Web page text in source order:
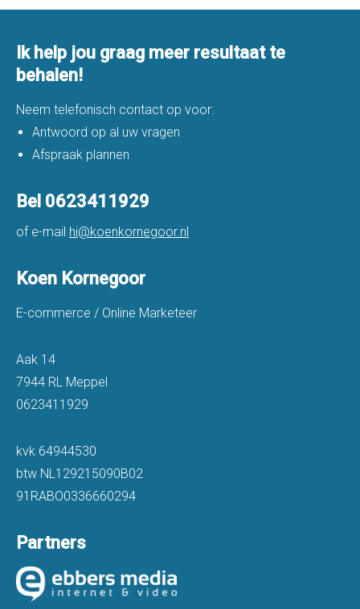
Ik help jou graag meer resultaat te
behalen!
Neem telefonisch contact op voor:
Antwoord op al uw vragen
Afspraak plannen
Bel 0623411929
of e-mail hi@koenkornegoor.nl
Koen Kornegoor
E-commerce / Online Marketeer
Aak 14
7944 RL Meppel
0623411929
kvk 64944530
btw NL129215090B02
91RABO0336660294
Partners